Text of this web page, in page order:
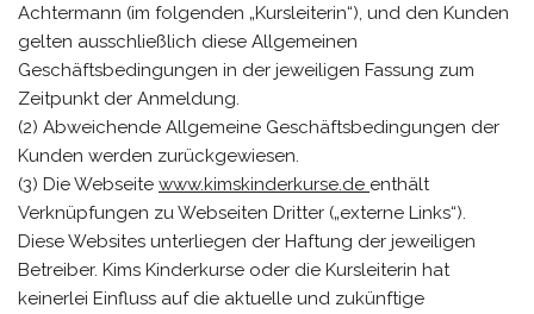
Achtermann (im folgenden „Kursleiterin“), und den Kunden
gelten ausschließlich diese Allgemeinen
Geschäftsbedingungen in der jeweiligen Fassung zum
Zeitpunkt der Anmeldung.
(2) Abweichende Allgemeine Geschäftsbedingungen der
Kunden werden zurückgewiesen.
(3) Die Webseite www.kimskinderkurse.de enthält
Verknüpfungen zu Webseiten Dritter („externe Links“).
Diese Websites unterliegen der Haftung der jeweiligen
Betreiber. Kims Kinderkurse oder die Kursleiterin hat
keinerlei Einfluss auf die aktuelle und zukünftige